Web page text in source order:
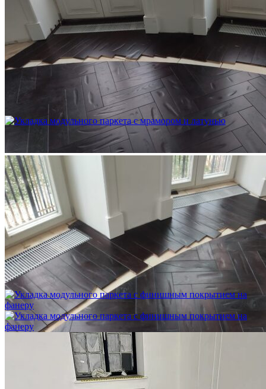
Устройство криволинейного бордюра в паркете
Укладка модульного паркета с мрамором и латунью
3 500 ₽